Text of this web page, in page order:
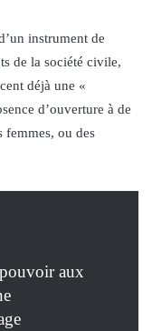
instrument de
de la société civile,
déjà une «
d’ouverture à de
femmes, ou des
aux